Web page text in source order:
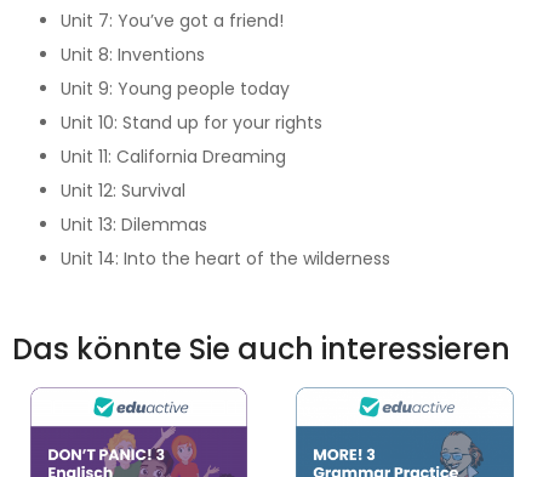
Unit 7: You’ve got a friend!
Unit 8: Inventions
Unit 9: Young people today
Unit 10: Stand up for your rights
Unit 11: California Dreaming
Unit 12: Survival
Unit 13: Dilemmas
Unit 14: Into the heart of the wilderness
Das könnte Sie auch interessieren